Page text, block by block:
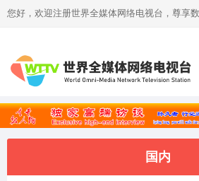
您好，欢迎注册世界全媒体网络电视台，尊享
国内